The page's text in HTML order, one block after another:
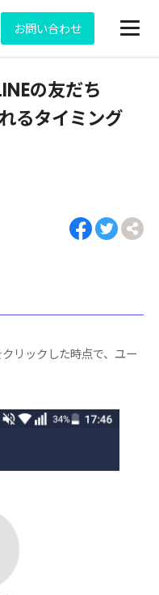
お問い合わせ
の友だち
るタイミング
リックした時点で、ユー